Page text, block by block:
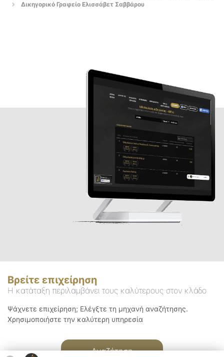
Δικηγορικό Γραφείο Ελισσάβετ Σαββάρου
Βρείτε επιχείρηση
Η κατάταξη περιλαμβάνει τους καλύτερους στον κλάδο
Ψάχνετε επιχείρηση; Ελέγξτε τη μηχανή αναζήτησης.
Χρησιμοποιήστε την καλύτερη υπηρεσία
Αναζήτηση